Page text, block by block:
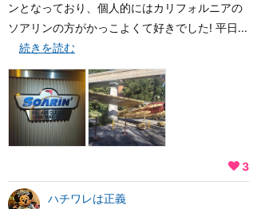
ンとなっており、個人的にはカリフォルニアの
ソアリンの方がかっこよくて好きでした! 平日...
続きを読む
3
ハチワレは正義